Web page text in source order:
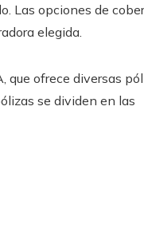
Las opciones de
elegida.
que ofrece diversas
se dividen en las